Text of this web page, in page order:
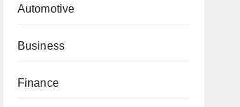
Automotive
Business
Finance